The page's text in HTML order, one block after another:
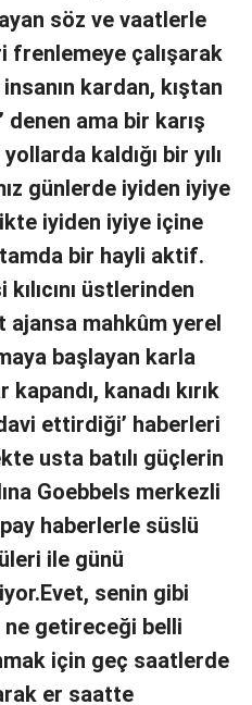
söz ve vaatlerle
frenlemeye çalışarak
kardan, kıştan
denen ama bir karış
kaldığı bir yılı
günlerde iyiden iyiye
iyiden iyiye içine
bir hayli aktif.
üstlerinden
mahkûm yerel
başlayan karla
kanadı kırık
ettirdiği’ haberleri
usta batılı güçlerin
Goebbels merkezli
haberlerle süslü
ile günü
senin gibi
getireceği belli
için geç saatlerde
er saatte